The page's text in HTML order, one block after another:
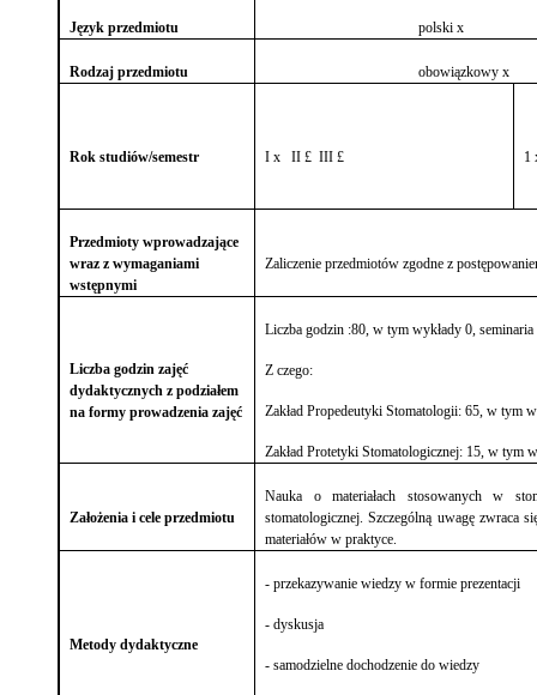
Język przedmiotu polski
Rodzaj przedmiotu
Rok studiów/semestr I x II£ III£
Przedmioty wprowadzające
wraz z wymaganiami
wstępnymi
Zaliczenie przedmiotów zgodne z
Liczba godzin zajęć
dydaktycznych z podziałem
na formy prowadzenia zajęć
Liczba godzin :80, w tym wykłady 0,
Z czego:
Zakład Propedeutyki Stomatologii: 65, w tym
Zakład Protetyki Stomatologicznej: 15, w tym
Założenia i cele przedmiotu
Nauka o materiałach stosowanych w
stomatologicznej. Szczególną uwagę zwraca
materiałów w praktyce.
Metody dydaktyczne
- przekazywanie wiedzy w formie prezentacji
- dyskusja
- samodzielne dochodzenie do wiedzy